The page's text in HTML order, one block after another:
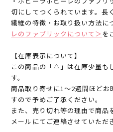
切にしてつくられています。長
繊維の特徴・お取り扱い方法に
レのファブリックについて＞ を
【在庫表示について】
この商品の「△」は在庫少量も
す。
商品取り寄せに1～2週間ほど
すので予めご了承ください。
また、売り切れ等の理由で商品
メールにてご連絡させていただ